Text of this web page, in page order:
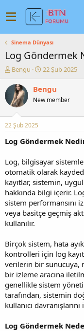
Sinema Dünyası
Log Göndermek
K
n
u
y
b
a
ş
t
a
n
Bengu
B
ş
a
ç
r
i
h
i
22 Şub 2025
Bengu
New member
22 Şub 2025
Log Göndermek
Log, bilgisayar
otomatik olarak
kayıtlar, sistemin,
hakkında bilgi içerir.
sistem performansını
veya basitçe geçmiş
kullanılır.
Birçok sistem, hata
kontrolleri için log
verilerin bir sunucuya,
bir izleme aracına
genellikle sistem
tarafından, sistemin
kullanıcı
Log Göndermek